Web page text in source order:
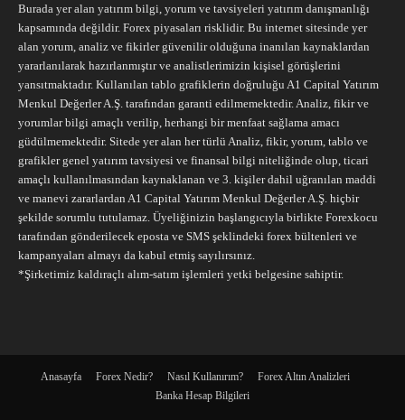
Burada yer alan yatırım bilgi, yorum ve tavsiyeleri yatırım danışmanlığı
kapsamında değildir. Forex piyasaları risklidir. Bu internet sitesinde yer
alan yorum, analiz ve fikirler güvenilir olduğuna inanılan kaynaklardan
yararlanılarak hazırlanmıştır ve analistlerimizin kişisel görüşlerini
yansıtmaktadır. Kullanılan tablo grafiklerin doğruluğu A1 Capital Yatırım
Menkul Değerler A.Ş. tarafından garanti edilmemektedir. Analiz, fikir ve
yorumlar bilgi amaçlı verilip, herhangi bir menfaat sağlama amacı
güdülmemektedir. Sitede yer alan her türlü Analiz, fikir, yorum, tablo ve
grafikler genel yatırım tavsiyesi ve finansal bilgi niteliğinde olup, ticari
amaçlı kullanılmasından kaynaklanan ve 3. kişiler dahil uğranılan maddi
ve manevi zararlardan A1 Capital Yatırım Menkul Değerler A.Ş. hiçbir
şekilde sorumlu tutulamaz. Üyeliğinizin başlangıcıyla birlikte Forexkocu
tarafından gönderilecek eposta ve SMS şeklindeki forex bültenleri ve
kampanyaları almayı da kabul etmiş sayılırsınız.
*Şirketimiz kaldıraçlı alım-satım işlemleri yetki belgesine sahiptir.
Anasayfa Forex Nedir? Nasıl Kullanırım?
Forex Altın Analizleri
Banka Hesap Bilgileri